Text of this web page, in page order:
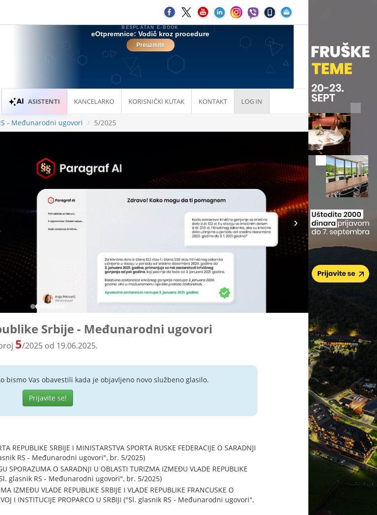
ASISTENTI KANCELARKO KORISNIČKI KUTAK KONTAKT LOG IN
- Međunarodni ugovori 5/2025
Srbije - Međunarodni ugovori
5/2025 od 19.06.2025.
bismo Vas obavestili kada je objavljeno novo službeno glasilo.
Prijavite se!
REPUBLIKE SRBIJE I MINISTARSTVA SPORTA RUSKE FEDERACIJE O SARADNJI
RS - Međunarodni ugovori", br. 5/2025)
SPORAZUMA O SARADNJI U OBLASTI TURIZMA IZMEĐU VLADE REPUBLIKE
("Sl. glasnik RS - Međunarodni ugovori", br. 5/2025)
IZMEĐU VLADE REPUBLIKE SRBIJE I VLADE REPUBLIKE FRANCUSKE O
I INSTITUCIJE PROPARCO U SRBIJI ("Sl. glasnik RS - Međunarodni ugovori",